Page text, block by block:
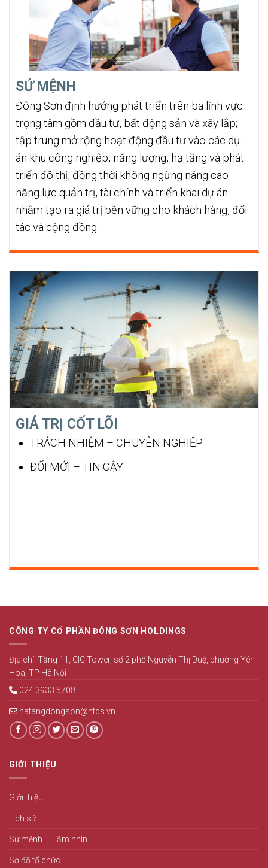
SỨ MỆNH
Đông Sơn định hướng phát triển trên ba lĩnh vực
trọng tâm gồm đầu tư, bất động sản và xây lắp;
tập trung mở rộng hoạt động đầu tư vào các dự
án khu công nghiệp, năng lượng, hạ tầng và phát
triển đô thị, đồng thời không ngừng nâng cao
năng lực quản trị, tài chính và triển khai dự án
nhằm tạo ra giá trị bền vững cho khách hàng, đối
tác và cộng đồng.
GIÁ TRỊ CỐT LÕI
TRÁCH NHIỆM – CHUYÊN NGHIỆP
ĐỔI MỚI – TIN CẬY
CÔNG TY CỔ PHẦN ĐÔNG SƠN HOLDINGS
Địa chỉ: Tầng 11, CIC Tower, số 2 phố Nguyễn Thị Duệ, phường Yên
Hòa, TP Hà Nội
024 3933 5708
hatangdongson@htds.vn
GIỚI THIỆU
Giới thiệu
Lịch sử
Sứ mệnh – Tầm nhìn
Sơ đồ tổ chức